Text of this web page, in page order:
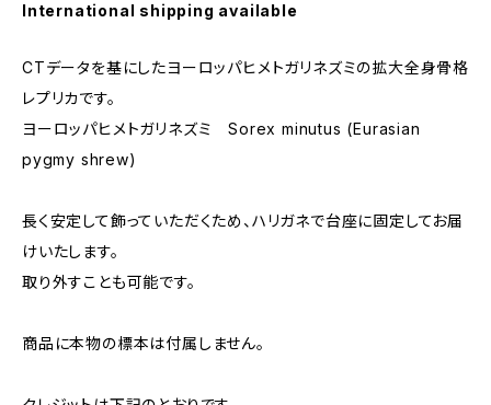
International shipping available
CTデータを基にしたヨーロッパヒメトガリネズミの拡大全身骨格
レプリカです。
ヨーロッパヒメトガリネズミ Sorex minutus (Eurasian
pygmy shrew)
長く安定して飾っていただくため、ハリガネで台座に固定してお届
けいたします。
取り外すことも可能です。
商品に本物の標本は付属しません。